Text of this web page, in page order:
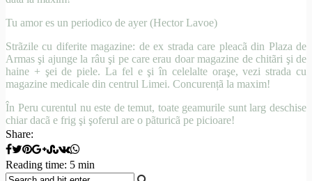
Tu amor es un periodico de ayer (Hector Lavoe)
Strãzile cu diferite magazine: de ex strada care pleacã din Plaza de
Armas şi ajunge la râu şi pe care erau doar magazine de chitãri şi de
haine + şei de piele. La fel e şi în celelalte oraşe, vezi strada cu
magazine medicale din centrul Limei. Concurențã la maxim!
În Peru curentul nu este de temut, toate geamurile sunt larg deschise
chiar dacã e frig şi şoferul are o pãturicã pe picioare!
Share:
Reading time: 5 min